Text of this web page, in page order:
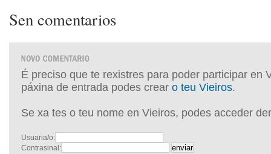
Sen comentarios
É preciso que te rexistres para poder participar en
páxina de entrada podes crear o teu Vieiros.
Se xa tes o teu nome en Vieiros, podes acceder
Usuaria/o:
Contrasinal: